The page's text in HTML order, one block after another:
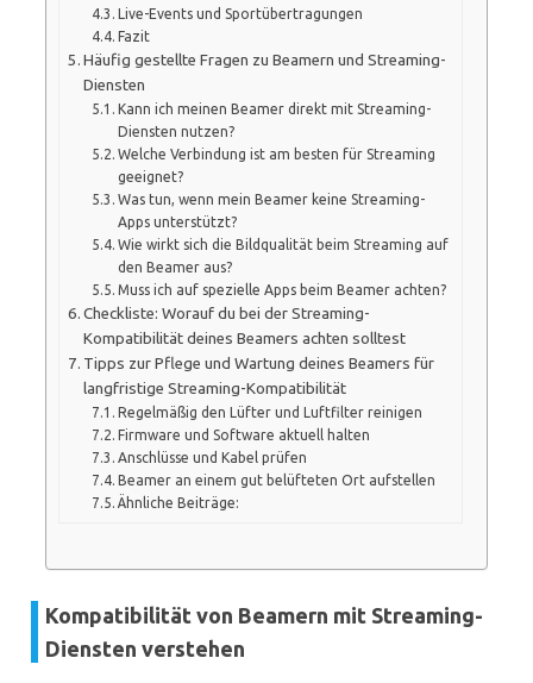
Live-Events und Sportübertragungen
Fazit
Häufig gestellte Fragen zu Beamern und Streaming-
Diensten
Kann ich meinen Beamer direkt mit Streaming-
Diensten nutzen?
Welche Verbindung ist am besten für Streaming
geeignet?
Was tun, wenn mein Beamer keine Streaming-
Apps unterstützt?
Wie wirkt sich die Bildqualität beim Streaming auf
den Beamer aus?
Muss ich auf spezielle Apps beim Beamer achten?
Checkliste: Worauf du bei der Streaming-
Kompatibilität deines Beamers achten solltest
Tipps zur Pflege und Wartung deines Beamers für
langfristige Streaming-Kompatibilität
Regelmäßig den Lüfter und Luftfilter reinigen
Firmware und Software aktuell halten
Anschlüsse und Kabel prüfen
Beamer an einem gut belüfteten Ort aufstellen
Ähnliche Beiträge:
Kompatibilität von Beamern mit Streaming-
Diensten verstehen